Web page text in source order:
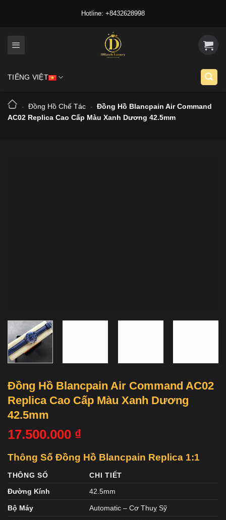
Hotline: +8432628998
TIẾNG VIỆT
- Đồng Hồ Chế Tác - Đồng Hồ Blancpain Air Command
AC02 Replica Cao Cấp Màu Xanh Dương 42.5mm
Đồng Hồ Blancpain Air Command AC02
Replica Cao Cấp Màu Xanh Dương
42.5mm
17.500.000 ₫
Thông Số Đồng Hồ Blancpain Replica 1:1
THÔNG SỐ
CHI TIẾT
Đường Kính
42.5mm
Bộ Máy Automatic – Cơ Thuỵ Sỹ